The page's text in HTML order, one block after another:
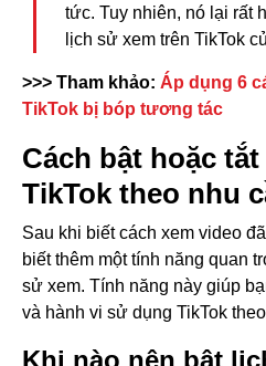
tức. Tuy nhiên, nó lại rất
lịch sử xem trên TikTok
>>> Tham khảo: Áp dụng 6
TikTok bị bóp tương tác
Cách bật hoặc
TikTok theo nhu
Sau khi biết cách xem video
biết thêm một tính năng quan
sử xem. Tính năng này giúp
và hành vi sử dụng TikTok
Khi nào nên bật